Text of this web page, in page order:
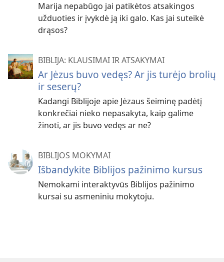
Marija nepabūgo jai patikėtos atsakingos
užduoties ir įvykdė ją iki galo. Kas jai suteikė
drąsos?
BIBLIJA: KLAUSIMAI IR ATSAKYMAI
Ar Jėzus buvo vedęs? Ar jis turėjo brolių
ir seserų?
Kadangi Biblijoje apie Jėzaus šeiminę padėtį
konkrečiai nieko nepasakyta, kaip galime
žinoti, ar jis buvo vedęs ar ne?
BIBLIJOS MOKYMAI
Išbandykite Biblijos pažinimo kursus
Nemokami interaktyvūs Biblijos pažinimo
kursai su asmeniniu mokytoju.